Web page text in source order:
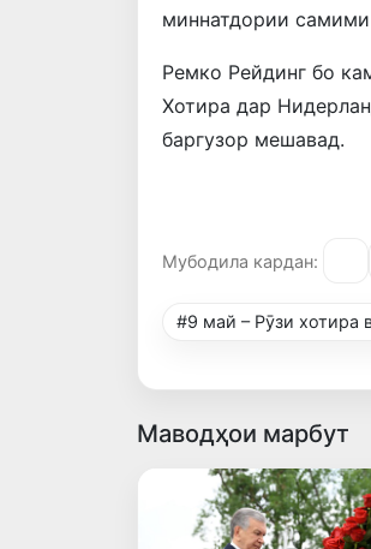
миннатдории
Ремко Рейдинг бо
Хотира дар
баргузор мешавад.
Мубодила кардан:
#9 май – Рӯзи хотира
Маводҳои марбут